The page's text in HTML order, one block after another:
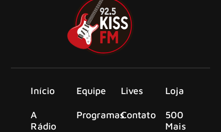
Início
A
Rádio
Equipe
Programas
Lives
Contato
Loja
500
Mais